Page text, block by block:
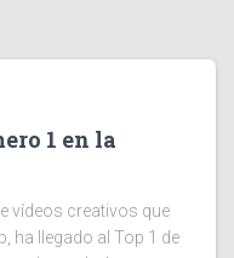
1 en la
vídeos creativos que
ha llegado al Top 1 de